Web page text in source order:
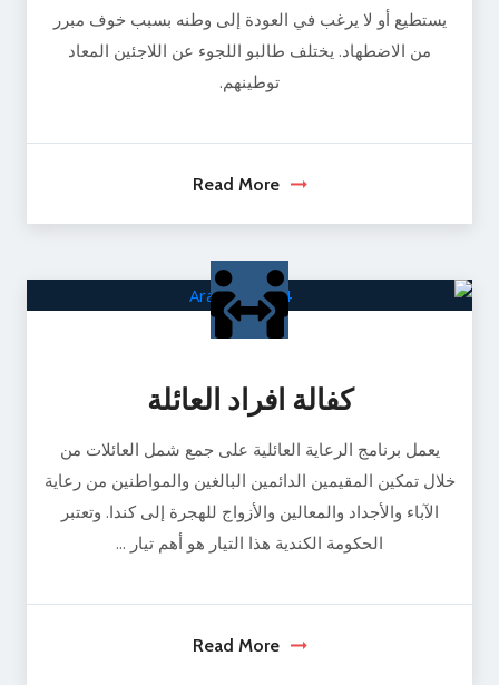
يستطيع أو لا يرغب في العودة إلى وطنه بسبب خوف مبرر
من الاضطهاد. يختلف طالبو اللجوء عن اللاجئين المعاد
توطينهم.
Read More
كفالة افراد العائلة
يعمل برنامج الرعاية العائلية على جمع شمل العائلات من
خلال تمكين المقيمين الدائمين البالغين والمواطنين من رعاية
الآباء والأجداد والمعالين والأزواج للهجرة إلى كندا. وتعتبر
الحكومة الكندية هذا التيار هو أهم تيار ...
Read More